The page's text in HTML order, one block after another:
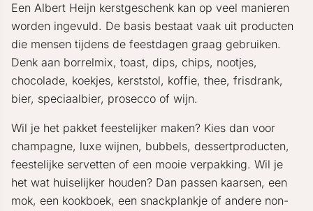
Een Albert Heijn kerstgeschenk kan op veel manieren
worden ingevuld. De basis bestaat vaak uit producten
die mensen tijdens de feestdagen graag gebruiken.
Denk aan borrelmix, toast, dips, chips, nootjes,
chocolade, koekjes, kerststol, koffie, thee, frisdrank,
bier, speciaalbier, prosecco of wijn.
Wil je het pakket feestelijker maken? Kies dan voor
champagne, luxe wijnen, bubbels, dessertproducten,
feestelijke servetten of een mooie verpakking. Wil je
het wat huiselijker houden? Dan passen kaarsen, een
mok, een kookboek, een snackplankje of andere non-